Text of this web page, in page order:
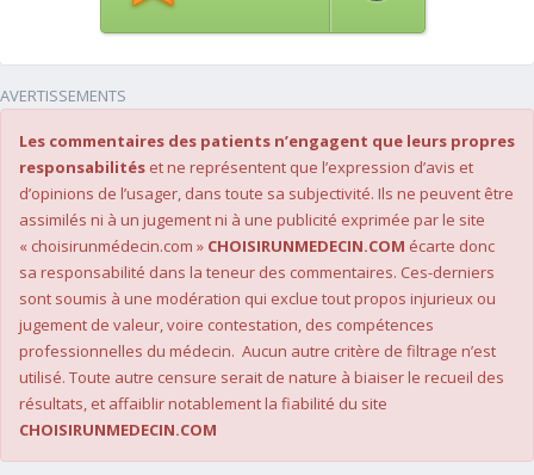
AVERTISSEMENTS
Les commentaires des patients n’engagent que leurs propres
responsabilités et ne représentent que l’expression d’avis et
d’opinions de l’usager, dans toute sa subjectivité. Ils ne peuvent être
assimilés ni à un jugement ni à une publicité exprimée par le site
« choisirunmédecin.com » CHOISIRUNMEDECIN.COM écarte donc
sa responsabilité dans la teneur des commentaires. Ces-derniers
sont soumis à une modération qui exclue tout propos injurieux ou
jugement de valeur, voire contestation, des compétences
professionnelles du médecin. Aucun autre critère de filtrage n’est
utilisé. Toute autre censure serait de nature à biaiser le recueil des
résultats, et affaiblir notablement la fiabilité du site
CHOISIRUNMEDECIN.COM